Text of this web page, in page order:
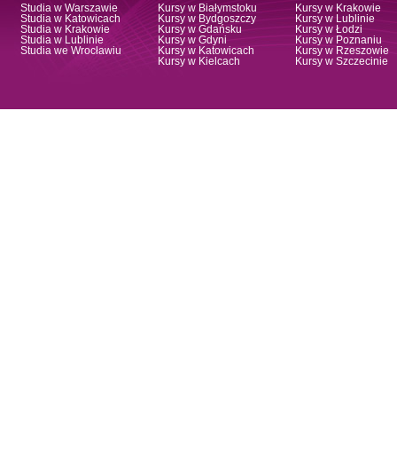
Studia w Warszawie
Studia w Katowicach
Studia w Krakowie
Studia w Lublinie
Studia we Wrocławiu
Kursy w Białymstoku
Kursy w Bydgoszczy
Kursy w Gdańsku
Kursy w Gdyni
Kursy w Katowicach
Kursy w Kielcach
Kursy w Krakowie
Kursy w Lublinie
Kursy w Łodzi
Kursy w Poznaniu
Kursy w Rzeszowie
Kursy w Szczecinie